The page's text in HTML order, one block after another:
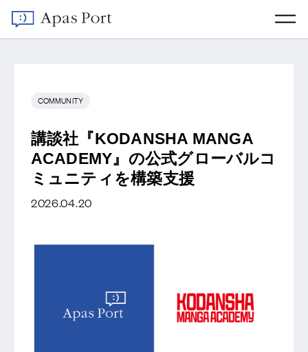
COMMUNITY
講談社『KODANSHA MANGA
ACADEMY』の公式グローバルコ
ミュニティを構築支援
2026.04.20